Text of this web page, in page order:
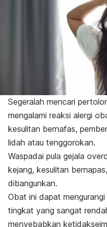
Segeralah mencari
mengalami reaksi alergi
kesulitan bernafas,
lidah atau tenggorokan.
Waspadai pula gejala
kejang, kesulitan
dibangunkan.
Obat ini dapat
tingkat yang sangat
menyebabkan